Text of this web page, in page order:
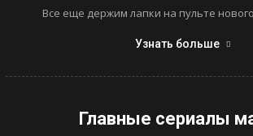
Все еще держим лапки на пульте
Узнать больше
Главные сериалы